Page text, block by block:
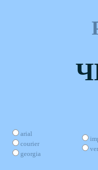
arial
courier
georgia